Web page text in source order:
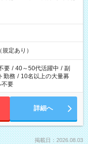
定あり）
要 / 40～50代活躍中 / 副
勤務 / 10名以上の大量募
不要
詳細へ
掲載日：2026.08.03